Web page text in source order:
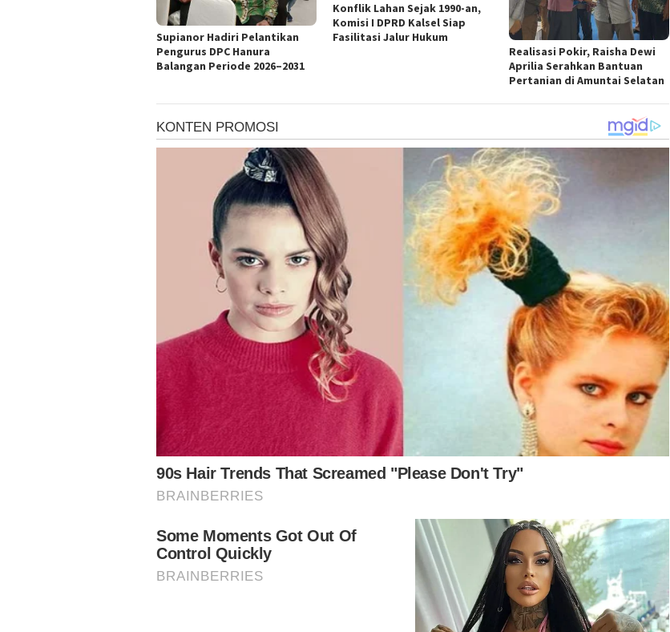
Supianor Hadiri Pelantikan
Pengurus DPC Hanura
Balangan Periode 2026–2031
Konflik Lahan Sejak 1990-an,
Komisi I DPRD Kalsel Siap
Fasilitasi Jalur Hukum
Realisasi Pokir, Raisha Dewi
Aprilia Serahkan Bantuan
Pertanian di Amuntai Selatan